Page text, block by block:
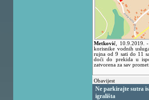
Metković 10.9.2019.
korisnike vodnih
rujna od 9 sati do 11
doći do prekida u
zatvorena za sav
Obavijest
Ne parkirajte sutra
igrališta